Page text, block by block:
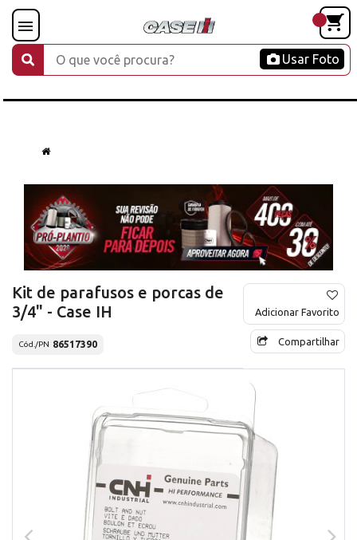
Usar Foto
Kit de parafusos e porcas de
3/4" - Case IH
Cód./PN 86517390
Adicionar Favorito
Compartilhar